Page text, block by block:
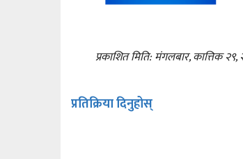
प्रकाशित मिति: मंगलबार, कात्तिक
प्रतिक्रिया दिनुहोस्